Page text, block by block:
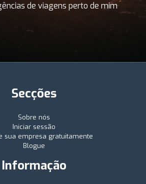
de viagens perto de mim
Secções
Sobre nós
Iniciar sessão
sua empresa gratuitamente
Blogue
Informação